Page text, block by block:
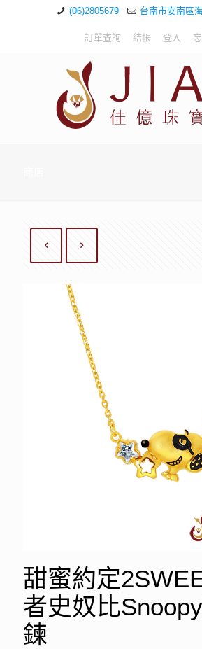
(06)2805679 台南市安南區
訂單查詢 結帳 登入
甜蜜約定
者史奴比
鍊